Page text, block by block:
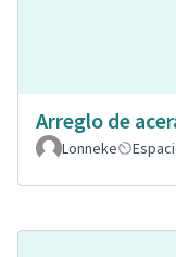
Arreglo de
Lonneke